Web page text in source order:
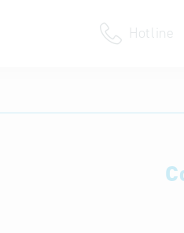
Hotline